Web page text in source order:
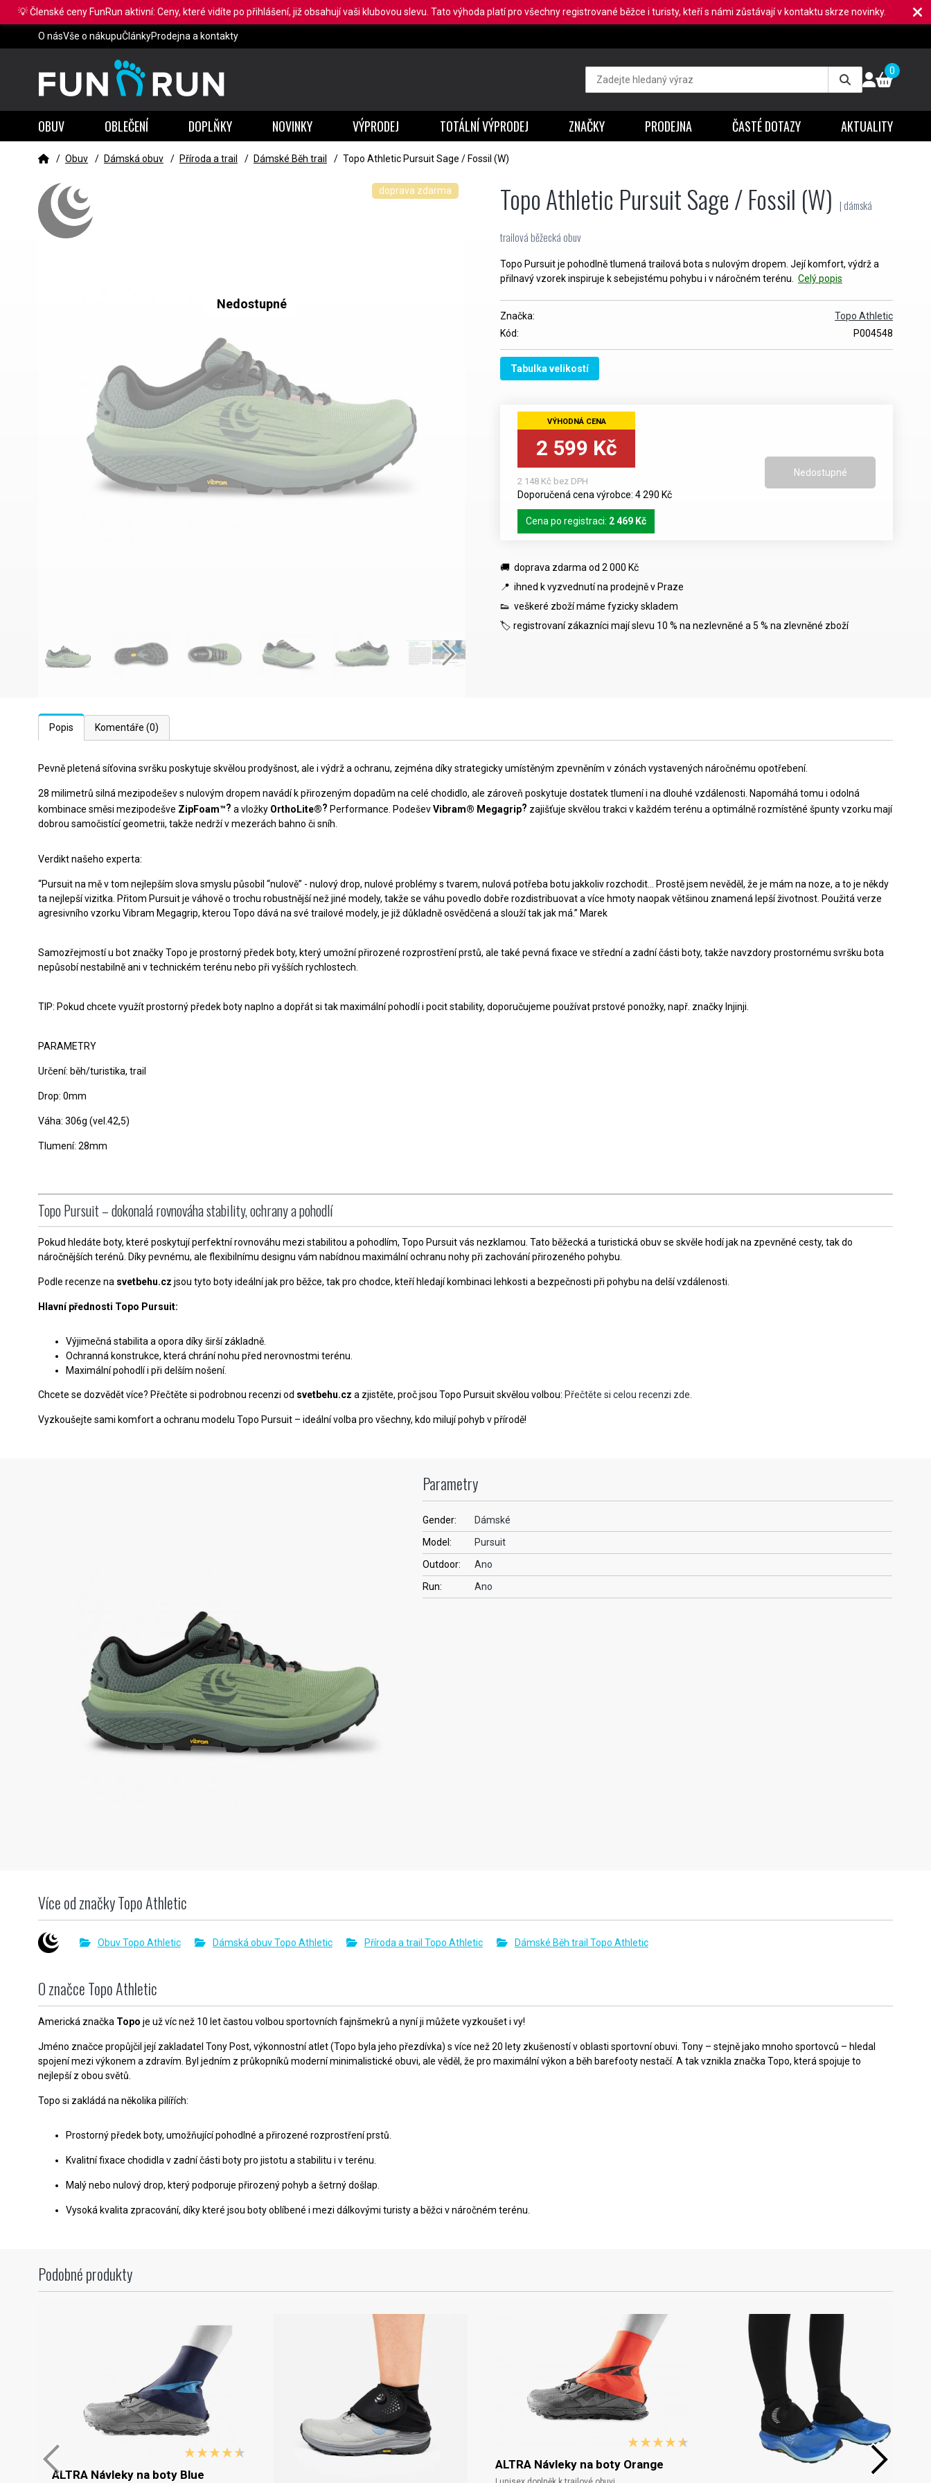
O násVše o nákupuČlánkyProdejna a kontakty
0
OBUV OBLEČENÍ DOPLŇKY NOVINKY VÝPRODEJ TOTÁLNÍ VÝPRODEJ ZNAČKY PRODEJNA ČASTÉ DOTAZY AKTUALITY
/ Obuv / Dámská obuv / Příroda a trail / Dámské Běh trail / Topo Athletic Pursuit Sage / Fossil (W)
Nedostupné
doprava zdarma Topo Athletic Pursuit Sage / Fossil (W) | dámská
trailová běžecká obuv
Topo Pursuit je pohodlně tlumená trailová bota s nulovým dropem. Její komfort, výdrž a
přilnavý vzorek inspiruje k sebejistému pohybu i v náročném terénu.
Celý popis
Topo Athletic
Značka:
P004548
Kód:
Tabulka velikostí
2 599 Kč
2 148 Kč bez DPH
Doporučená cena výrobce: 4 290 Kč
Cena po registraci: 2 469 Kč
🚚 doprava zdarma od 2 000 Kč
📍 ihned k vyzvednutí na prodejně v Praze
👟 veškeré zboží máme fyzicky skladem
🏷️ registrovaní zákazníci mají slevu 10 % na nezlevněné a 5 % na zlevněné zboží
Popis Komentáře (0)
Pevně pletená síťovina svršku poskytuje skvělou prodyšnost, ale i výdrž a ochranu, zejména díky strategicky umístěným zpevněním v zónách vystavených náročnému opotřebení.
28 milimetrů silná mezipodešev s nulovým dropem navádí k přirozeným dopadům na celé chodidlo, ale zároveň poskytuje dostatek tlumení i na dlouhé vzdálenosti. Napomáhá tomu i odolná
kombinace směsi mezipodešve ZipFoam™? a vložky OrthoLite®? Performance. PodeševVibram® Megagrip? zajišťuje skvělou trakci v každém terénu a optimálně rozmístěné špunty vzorku mají
dobrou samočistící geometrii, takže nedrží v mezerách bahno či sníh.
Verdikt našeho experta:
“Pursuit na mě v tom nejlepším slova smyslu působil “nulově” - nulový drop, nulové problémy s tvarem, nulová potřeba botu jakkoliv rozchodit… Prostě jsem nevěděl, že je mám na noze, a to je někdy
ta nejlepší vizitka. Přitom Pursuit je váhově o trochu robustnější než jiné modely, takže se váhu povedlo dobře rozdistribuovat a více hmoty naopak většinou znamená lepší životnost. Použitá verze
agresivního vzorku Vibram Megagrip, kterou Topo dává na své trailové modely, je již důkladně osvědčená a slouží tak jak má.” Marek
Samozřejmostí u bot značky Topo je prostorný předek boty, který umožní přirozené rozprostření prstů, ale také pevná fixace ve střední a zadní části boty, takže navzdory prostornému svršku bota
nepůsobí nestabilně ani v technickém terénu nebo při vyšších rychlostech.
TIP: Pokud chcete využít prostorný předek boty naplno a dopřát si tak maximální pohodlí i pocit stability, doporučujeme používat prstové ponožky, např. značky Injinji.
PARAMETRY
Určení: běh/turistika, trail
Drop: 0mm
Váha: 306g (vel.42,5)
Tlumení: 28mm
Topo Pursuit – dokonalá rovnováha stability, ochrany a pohodlí
Pokud hledáte boty, které poskytují perfektní rovnováhu mezi stabilitou a pohodlím, Topo Pursuit vás nezklamou. Tato běžecká a turistická obuv se skvěle hodí jak na zpevněné cesty, tak do
náročnějších terénů. Díky pevnému, ale flexibilnímu designu vám nabídnou maximální ochranu nohy při zachování přirozeného pohybu.
Podle recenze na svetbehu.cz jsou tyto boty ideální jak pro běžce, tak pro chodce, kteří hledají kombinaci lehkosti a bezpečnosti při pohybu na delší vzdálenosti.
Hlavní přednosti Topo Pursuit:
Výjimečná stabilita a opora díky širší základně.
Ochranná konstrukce, která chrání nohu před nerovnostmi terénu.
Maximální pohodlí i při delším nošení.
Chcete se dozvědět více? Přečtěte si podrobnou recenzi od svetbehu.cz a zjistěte, proč jsou Topo Pursuit skvělou volbou: Přečtěte si celou recenzi zde.
Vyzkoušejte sami komfort a ochranu modelu Topo Pursuit – ideální volba pro všechny, kdo milují pohyb v přírodě!
Parametry
Gender:
Dámské
Model:
Pursuit
Outdoor:
Ano
Run:
Ano
Více od značky Topo Athletic
Obuv Topo Athletic Dámská obuv Topo Athletic Příroda a trail Topo Athletic Dámské Běh trail Topo Athletic
O značce Topo Athletic
Americká značka Topo je už víc než 10 let častou volbou sportovních fajnšmekrů a nyní ji můžete vyzkoušet i vy!
Jméno značce propůjčil její zakladatel Tony Post, výkonnostní atlet (Topo byla jeho přezdívka) s více než 20 lety zkušeností v oblasti sportovní obuvi. Tony – stejně jako mnoho sportovců – hledal
spojení mezi výkonem a zdravím. Byl jedním z průkopníků moderní minimalistické obuvi, ale věděl, že pro maximální výkon a běh barefooty nestačí. A tak vznikla značka Topo, která spojuje to
nejlepší z obou světů.
Topo si zakládá na několika pilířích:
Prostorný předek boty, umožňující pohodlné a přirozené rozprostření prstů.
Kvalitní fixace chodidla v zadní části boty pro jistotu a stabilitu i v terénu.
Malý nebo nulový drop, který podporuje přirozený pohyb a šetrný došlap.
Vysoká kvalita zpracování, díky které jsou boty oblíbené i mezi dálkovými turisty a běžci v náročném terénu.
Podobné produkty
ALTRA Návleky na boty Blue
ALTRA Návleky na boty Orange
💡 Členské ceny FunRun aktivní: Ceny, které vidíte po přihlášení, již obsahují vaši klubovou slevu. Tato výhoda platí pro všechny registrované běžce i turisty, kteří s námi zůstávají v kontaktu skrze novinky.